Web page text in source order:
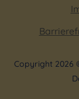
Copyright 2026